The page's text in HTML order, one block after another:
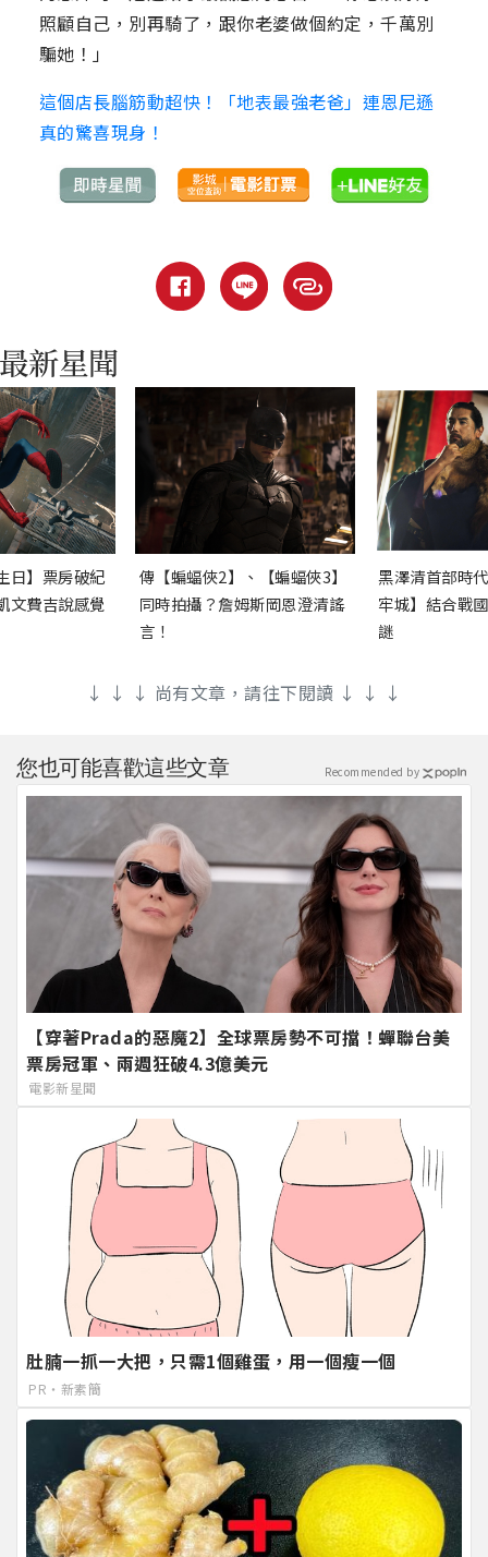
照顧自己，別再騎了，跟你老婆做個約定，千萬別
騙她！」
這個店長腦筋動超快！「地表最強老爸」連恩尼遜
真的驚喜現身！
日】票房破紀
文費吉說感覺
傳【蝙蝠俠2】、【蝙蝠俠3】
同時拍攝？詹姆斯岡恩澄清謠
言！
黑澤清首部時
牢城】結合戰
謎
↓ ↓ ↓ 尚有文章，請往下閱讀 ↓ ↓ ↓
您也可能喜歡這些文章
【穿著Prada的惡魔2】全球票房勢不可擋！蟬聯台美
票房冠軍、兩週狂破4.3億美元
電影新星聞
肚腩一抓一大把，只需1個雞蛋，用一個瘦一個
PR・新素簡
Recommended by